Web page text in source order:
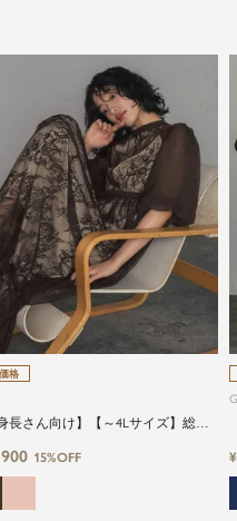
格
長さん向け】【～4Lサイズ】総レ
式ワンピースパーティードレス
15%OFF ¥